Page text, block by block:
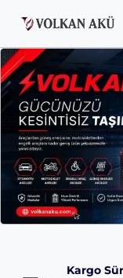
content
Kargo